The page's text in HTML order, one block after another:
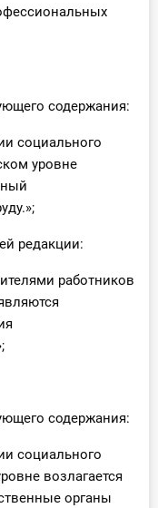
содержания:
социального
уровне
редакции:
работников
содержания:
социального
возлагается
органы